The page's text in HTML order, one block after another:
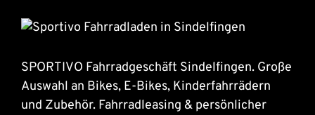
SPORTIVO Fahrradgeschäft Sindelfingen. Große
Auswahl an Bikes, E-Bikes, Kinderfahrrädern
und Zubehör. Fahrradleasing & persönlicher